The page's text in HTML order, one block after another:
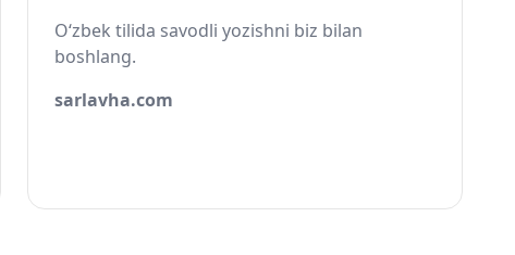
O‘zbek tilida savodli yozishni biz bilan
boshlang.
sarlavha.com